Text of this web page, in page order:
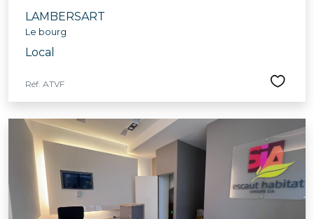
LAMBERSART
Le bourg
Local
Réf. ATVF